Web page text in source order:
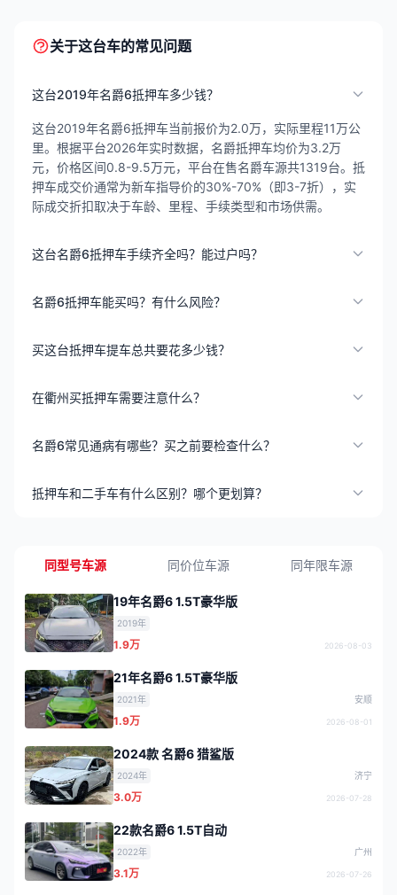
关于这台车的常见问题
这台2019年名爵6抵押车多少钱？
这台2019年名爵6抵押车当前报价为2.0万，实际里程11万公
里。根据平台2026年实时数据，名爵抵押车均价为3.2万
元，价格区间0.8-9.5万元，平台在售名爵车源共1319台。抵
押车成交价通常为新车指导价的30%-70%（即3-7折），实
际成交折扣取决于车龄、里程、手续类型和市场供需。
这台名爵6抵押车手续齐全吗？能过户吗？
名爵6抵押车能买吗？有什么风险？
买这台抵押车提车总共要花多少钱？
在衢州买抵押车需要注意什么？
名爵6常见通病有哪些？买之前要检查什么？
抵押车和二手车有什么区别？哪个更划算？
同型号车源 同价位车源 同年限车源
19年名爵6 1.5T豪华版
2019年
1.9万 2026-08-03
21年名爵6 1.5T豪华版
2021年 安顺
1.9万 2026-08-01
2024款 名爵6 猎鲨版
2024年 济宁
3.0万 2026-07-28
22款名爵6 1.5T自动
2022年 广州
3.1万 2026-07-26